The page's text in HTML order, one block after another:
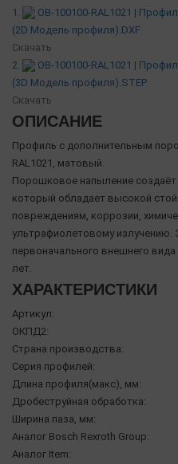
1.
OB-100100-RAL1021 |
(2D Модель профиля).DXF
Скачать
2.
OB-100100-RAL1021 |
(3D Модель профиля).STEP
Скачать
ОПИСАНИЕ
Профиль с дополнительным
RAL1021, матовый.
Порошковое напыление
который обладает высокой
повреждениям, коррозии,
ультрафиолетовому излучению.
первоначального внешнего
лет.
ХАРАКТЕРИСТИКИ
Артикул:
ОКПД2:
Страна производства:
Серия профилей:
Длина профиля(макс), мм:
Дробеструйная обработка:
Ширина паза, мм:
Аналог Bosch Rexroth Group:
Аналог Item: